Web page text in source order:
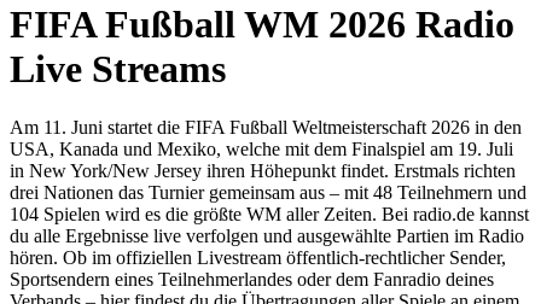
FIFA Fußball WM 2026 Radio
Live Streams
Am 11. Juni startet die FIFA Fußball Weltmeisterschaft 2026 in den
USA, Kanada und Mexiko, welche mit dem Finalspiel am 19. Juli
in New York/New Jersey ihren Höhepunkt findet. Erstmals richten
drei Nationen das Turnier gemeinsam aus – mit 48 Teilnehmern und
104 Spielen wird es die größte WM aller Zeiten. Bei radio.de kannst
du alle Ergebnisse live verfolgen und ausgewählte Partien im Radio
hören. Ob im offiziellen Livestream öffentlich-rechtlicher Sender,
Sportsendern eines Teilnehmerlandes oder dem Fanradio deines